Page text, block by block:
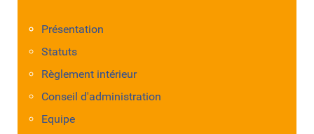
Présentation
Statuts
Règlement intérieur
Conseil d'administration
Equipe